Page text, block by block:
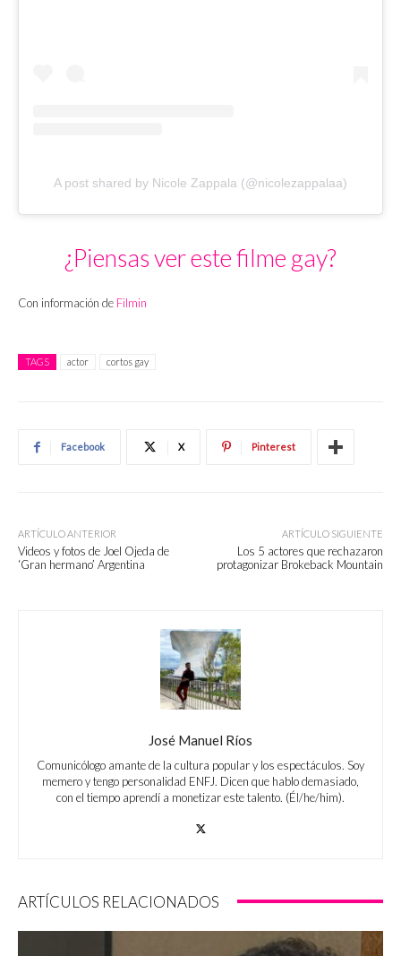
A post shared by Nicole Zappala (@nicolezappalaa)
¿Piensas ver este filme gay?
Con información de Filmin
TAGS actor cortos gay
Facebook X Pinterest
ARTÍCULO ANTERIOR
Videos y fotos de Joel Ojeda de
‘Gran hermano’ Argentina
ARTÍCULO SIGUIENTE
Los 5 actores que rechazaron
protagonizar Brokeback Mountain
José Manuel Ríos
Comunicólogo amante de la cultura popular y los espectáculos. Soy
memero y tengo personalidad ENFJ. Dicen que hablo demasiado,
con el tiempo aprendí a monetizar este talento. (Él/he/him).
ARTÍCULOS RELACIONADOS